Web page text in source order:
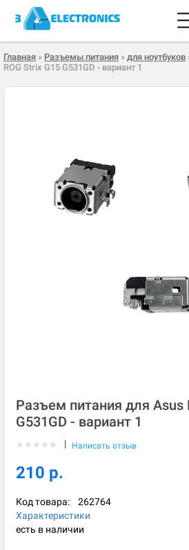
Главная » Разъемы питания » для ноутбуков
ROG Strix G15 G531GD - вариант 1
Разъем питания для Asus
G531GD - вариант 1
★ ★ ★ ★ ★ | Написать отзыв
210 р.
Код товара: 262764
Характеристики
есть в наличии